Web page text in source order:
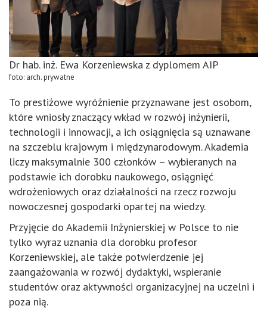
Dr hab. inż. Ewa Korzeniewska z dyplomem AIP
foto: arch. prywatne
To prestiżowe wyróżnienie przyznawane jest osobom,
które wniosły znaczący wkład w rozwój inżynierii,
technologii i innowacji, a ich osiągnięcia są uznawane
na szczeblu krajowym i międzynarodowym. Akademia
liczy maksymalnie 300 członków – wybieranych na
podstawie ich dorobku naukowego, osiągnięć
wdrożeniowych oraz działalności na rzecz rozwoju
nowoczesnej gospodarki opartej na wiedzy.
Przyjęcie do Akademii Inżynierskiej w Polsce to nie
tylko wyraz uznania dla dorobku profesor
Korzeniewskiej, ale także potwierdzenie jej
zaangażowania w rozwój dydaktyki, wspieranie
studentów oraz aktywności organizacyjnej na uczelni i
poza nią.